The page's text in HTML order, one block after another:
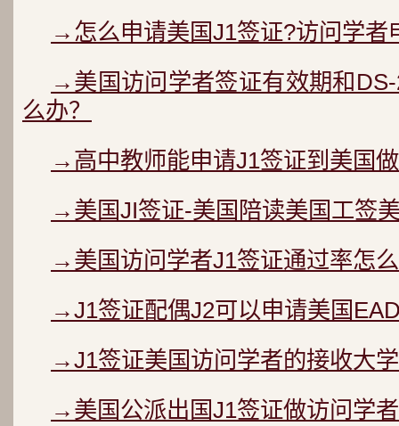
→怎么申请美国J1签证?访问学者
→美国访问学者签证有效期和
么办？
→高中教师能申请J1签证到美国
→美国JI签证-美国陪读美国工签
→美国访问学者J1签证通过率怎
→J1签证配偶J2可以申请美国
→J1签证美国访问学者的接收大
→美国公派出国J1签证做访问学